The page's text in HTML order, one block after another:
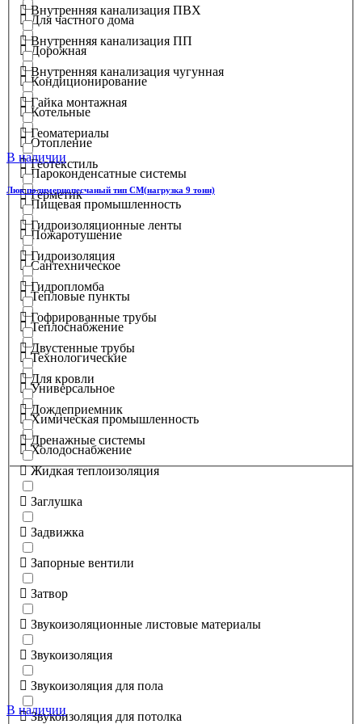
Для частного дома
Дорожная
Кондиционирование
Котельные
Отопление
Пароконденсатные системы
Пищевая промышленность
Пожаротушение
Сантехническое
Тепловые пункты
Теплоснабжение
Технологические
Универсальное
Химическая промышленность
Холодоснабжение
Внутренняя канализация ПВХ
Внутренняя канализация ПП
Внутренняя канализация чугунная
Гайка монтажная
Геоматериалы
Геотекстиль
Герметик
Гидроизоляционные ленты
Гидроизоляция
Гидропломба
Гофрированные трубы
Двустенные трубы
Для кровли
Дождеприемник
Дренажные системы
Жидкая теплоизоляция
Заглушка
Задвижка
Запорные вентили
Затвор
Звукоизоляционные листовые материалы
Звукоизоляция
Звукоизоляция для пола
Звукоизоляция для потолка
В наличии
Люк полимернопесчаный тип СМ(нагрузка 9 тонн)
В наличии